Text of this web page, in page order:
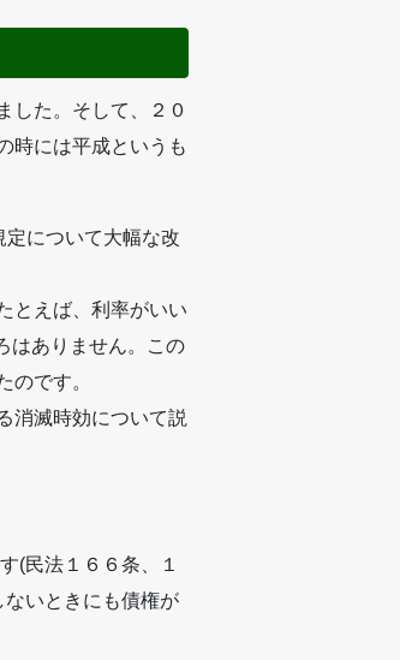
した。そして、２０
時には平成というも
について大幅な改
とえば、利率がいい
はありません。この
のです。
消滅時効について説
(民法１６６条、１
いときにも債権が